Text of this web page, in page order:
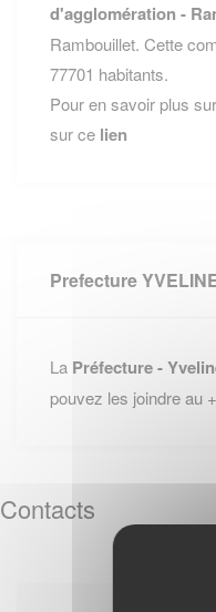
d'agglomération -
Rambouillet. Cette
77701 habitants.
Pour en savoir plus
sur ce lien
Prefecture
La Préfecture -
pouvez les joindre au
Contacts